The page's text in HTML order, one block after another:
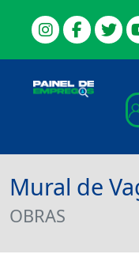
Mural de
OBRAS